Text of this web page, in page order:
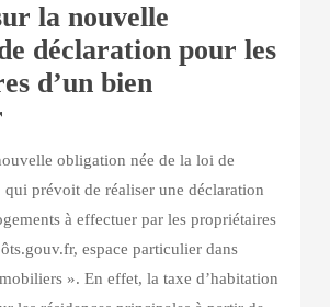
la nouvelle
déclaration pour les
d’un bien
obligation née de la loi de
prévoit de réaliser une déclaration
à effectuer par les propriétaires
espace particulier dans
». En effet, la taxe d’habitation